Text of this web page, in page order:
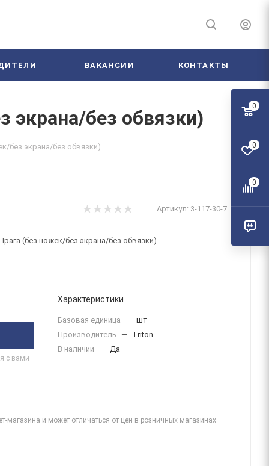
ВАКАНСИИ КОНТАКТЫ
экрана/без обвязки)
без экрана/без обвязки)
Артикул: 3-117-30-7
(без ножек/без экрана/без обвязки)
с вами
Характеристики
Базовая единица — шт
Производитель
— Triton
В наличии
— Да
магазина и может отличаться от цен в розничных магазинах
0
0
0